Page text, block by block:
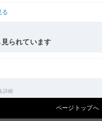
る
られています
詳細
ページトップへ